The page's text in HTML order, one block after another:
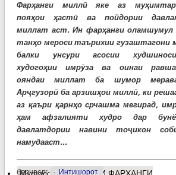
Фарҳанги миллӣ яке аз
пояҳои ҳастӣ ва пойдории
миллат аст. Ин фарҳанги оламшумул
танҳо мероси таърихии гузаштагони
балки унсури асосии
худогоҳии имрӯза ва оинаи
ояндаи миллат ба шумор
Арҷгузорӣ ба арзишҳои миллӣ, ки
аз қаъри қарнҳо срчашма мегирад,
ҳам афзалияти худро дар
давлатдории навини тоҷикон
намудааст...
барчасп: Интишорот